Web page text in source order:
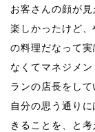
お客さんの顔が
楽しかったけど
の料理だなって
なくてマネジメ
ランの店長をして
自分の思う通り
きることを、と